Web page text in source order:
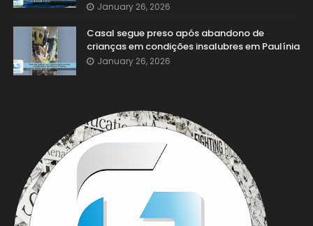
January 26, 2026
Casal segue preso após abandono de
crianças em condições insalubres em Paulínia
January 26, 2026